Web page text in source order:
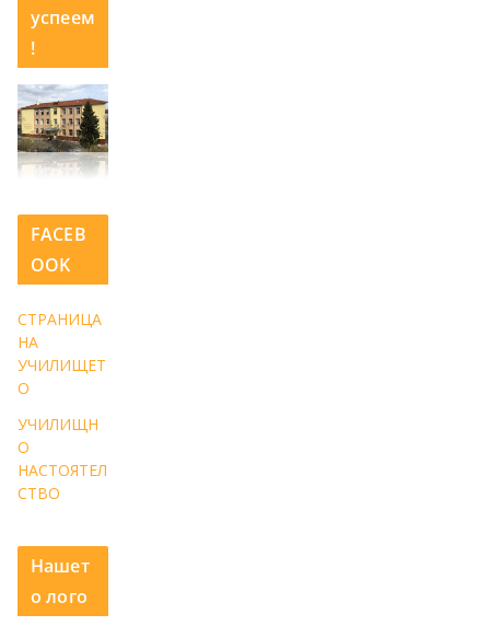
успеем
!
FACEB
OOK
СТРАНИЦА
НА
УЧИЛИЩЕТ
О
УЧИЛИЩН
О
НАСТОЯТЕЛ
СТВО
Нашет
о лого